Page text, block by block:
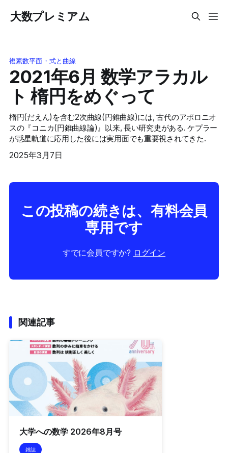
大数プレミアム
複素数平面・式と曲線
2021年6月 数学アラカル
ト 楕円をめぐって
楕円(だえん)を含む2次曲線(円錐曲線)には, 古代のアポロニオ
スの『コニカ(円錐曲線論)』以来, 長い研究史がある. ケプラー
が惑星軌道に応用した後には実用面でも重要視されてきた.
2025年3月7日
この投稿の続きは、有料会員
専用です
すでに会員ですか? ログイン
関連記事
大学への数学 2026年8月号
雑誌